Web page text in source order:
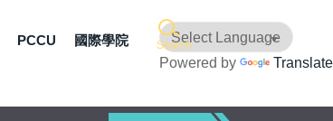
Powered by Translate
Search
PCCU 國際學院